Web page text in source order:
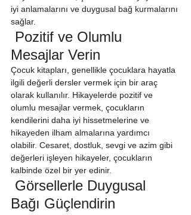
iyi anlamalarını ve duygusal bağ kurmalarını
sağlar.
Mesajlar Verin
Çocuk kitapları, genellikle çocuklara hayatla
ilgili değerli dersler vermek için bir araç
olarak kullanılır. Hikayelerde pozitif ve
olumlu mesajlar vermek, çocukların
kendilerini daha iyi hissetmelerine ve
hikayeden ilham almalarına yardımcı
olabilir. Cesaret, dostluk, sevgi ve azim gibi
değerleri işleyen hikayeler, çocukların
kalbinde özel bir yer edinir.
Bağı Güçlendirin